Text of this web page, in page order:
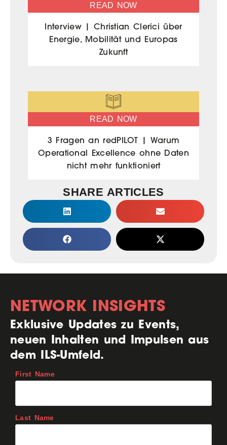
READ NOW
Interview | Christian Clerici über
Energie, Mobilität und Europas
Zukunft
READ NOW
3 Fragen an redPILOT | Warum
Operational Excellence ohne Daten
nicht mehr funktioniert
SHARE ARTICLES
NETWORK INSIGHTS
Exklusive Updates zu Events,
neuen Inhalten und Impulsen aus
dem ILS-Umfeld.
First Name
Last Name